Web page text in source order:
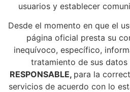
usuarios y establecer
Desde el momento en que el
página oficial presta su
inequívoco, específico,
tratamiento de sus datos
RESPONSABLE, para la
servicios de acuerdo con lo